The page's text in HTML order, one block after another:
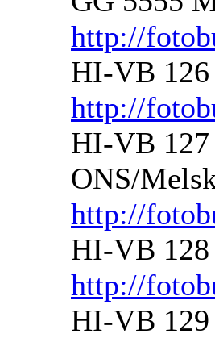
http://
HI-VB 126
http://
HI-VB 127
ONS/
http://
HI-VB 128
http://
HI-VB 129